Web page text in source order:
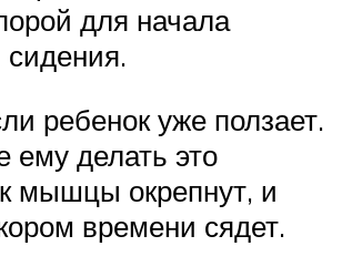
для начала
сидения.
ребенок уже ползает.
ему делать это
мышцы окрепнут, и
времени сядет.